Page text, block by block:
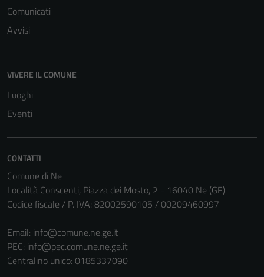
Comunicati
Avvisi
VIVERE IL COMUNE
Luoghi
Eventi
CONTATTI
Comune di Ne
Località Conscenti, Piazza dei Mosto, 2 - 16040 Ne (GE)
Codice fiscale / P. IVA: 82002590105 / 00209460997
Email: info@comune.ne.ge.it
PEC: info@pec.comune.ne.ge.it
Centralino unico: 0185337090
funzionamento
non raccolgono